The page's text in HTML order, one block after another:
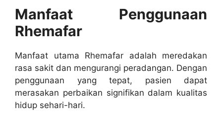
Manfaat Penggunaan
Rhemafar
Manfaat utama Rhemafar adalah meredakan
rasa sakit dan mengurangi peradangan. Dengan
penggunaan yang tepat, pasien dapat
merasakan perbaikan signifikan dalam kualitas
hidup sehari-hari.